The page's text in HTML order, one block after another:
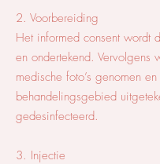
2. Voorbereiding
Het informed consent wordt
en ondertekend. Vervolgens
medische foto’s genomen
behandelingsgebied
gedesinfecteerd.
3. Injectie